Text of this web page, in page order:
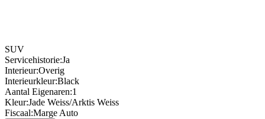
SUV
Servicehistorie:Ja
Interieur:Overig
Interieurkleur:Black
Aantal Eigenaren:1
Kleur:Jade Weiss/Arktis Weiss
Fiscaal:Marge Auto